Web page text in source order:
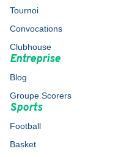
Tournoi
Convocations
Clubhouse
Entreprise
Blog
Groupe Scorers
Sports
Football
Basket